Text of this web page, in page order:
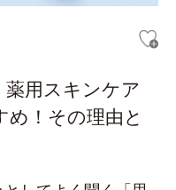
用スキンケア
め！その理由と